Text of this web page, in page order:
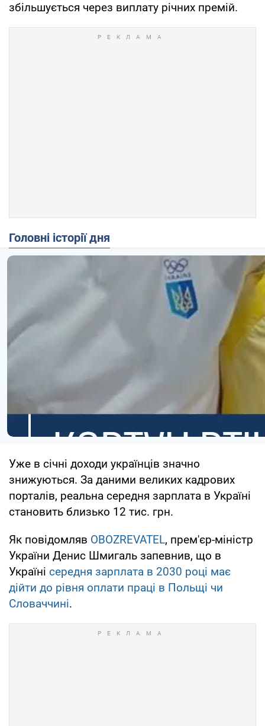
збільшується через виплату річних премій.
Головні історії дня
Уже в січні доходи українців значно
знижуються. За даними великих кадрових
порталів, реальна середня зарплата в Україні
становить близько 12 тис. грн.
Як повідомляв OBOZREVATEL, прем'єр-міністр
України Денис Шмигаль запевнив, що в
Україні середня зарплата в 2030 році має
дійти до рівня оплати праці в Польщі чи
Словаччині.